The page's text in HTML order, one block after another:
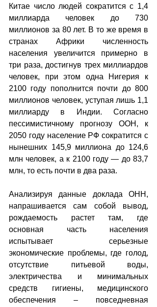
Китае число людей сократится с 1,4
миллиарда человек до 730
миллионов за 80 лет. В то же время в
странах Африки численность
населения увеличится примерно в
три раза, достигнув трех миллиардов
человек, при этом одна Нигерия к
2100 году пополнится почти до 800
миллионов человек, уступая лишь 1,1
миллиарду в Индии. Согласно
пессимистичному прогнозу ООН, к
2050 году население РФ сократится с
нынешних 145,9 миллиона до 124,6
млн человек, а к 2100 году — до 83,7
млн, то есть почти в два раза.
Анализируя данные доклада ОНН,
напрашивается сам собой вывод,
рождаемость растет там, где
основная часть населения
испытывает серьезные
экономические проблемы, где голод,
отсутствие питьевой воды,
электричества и минимальных
средств гигиены, медицинского
обеспечения – повседневная